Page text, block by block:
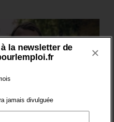
la newsletter de
jamais divulguée
×